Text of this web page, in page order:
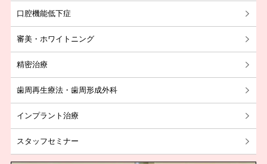
2019年09月
2019年08月
2017年12月
口腔機能低下症
審美・ホワイトニング
精密治療
歯周再生療法・歯周形成外科
インプラント治療
スタッフセミナー